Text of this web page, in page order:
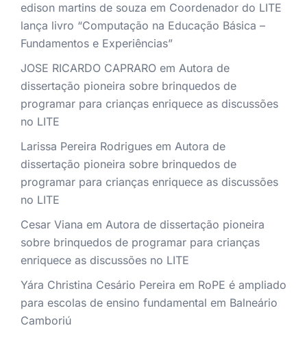
edison martins de souza em Coordenador do LITE
lança livro “Computação na Educação Básica –
Fundamentos e Experiências”
JOSE RICARDO CAPRARO em Autora de
dissertação pioneira sobre brinquedos de
programar para crianças enriquece as discussões
no LITE
Larissa Pereira Rodrigues em Autora de
dissertação pioneira sobre brinquedos de
programar para crianças enriquece as discussões
no LITE
Cesar Viana em Autora de dissertação pioneira
sobre brinquedos de programar para crianças
enriquece as discussões no LITE
Yára Christina Cesário Pereira em RoPE é ampliado
para escolas de ensino fundamental em Balneário
Camboriú